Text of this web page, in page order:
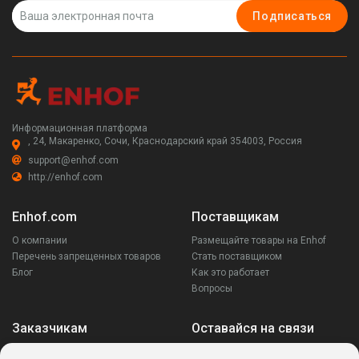
Подписаться
Информационная платформа
, 24, Макаренко, Сочи, Краснодарский край 354003, Россия
support@enhof.com
http://enhof.com
Enhof.com
О компании
Перечень запрещенных товаров
Блог
Поставщикам
Размещайте товары на Enhof
Стать поставщиком
Как это работает
Вопросы
Заказчикам Оставайся на связи